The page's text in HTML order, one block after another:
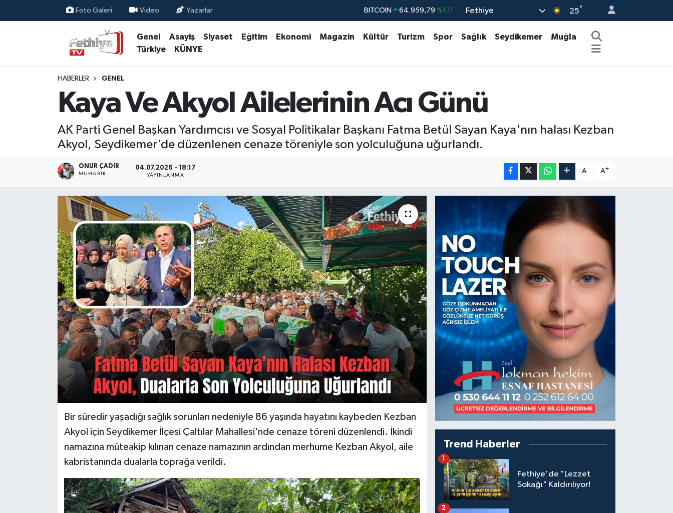
Foto Galeri Video Yazarlar DOLAR 47,7436 %0.18
BITCOIN 64.959,79 %1.11
Fethiye 25°
Genel Asayiş Siyaset Eğitim Ekonomi Magazin Kültür Turizm Spor Sağlık Seydikemer
Muğla
Türkiye
KÜNYE
HABERLER GENEL
Kaya Ve Akyol Ailelerinin Acı Günü
AK Parti Genel Başkan Yardımcısı ve Sosyal Politikalar Başkanı Fatma Betül Sayan Kaya'nın halası Kezban
Akyol, Seydikemer’de düzenlenen cenaze töreniyle son yolculuğuna uğurlandı.
ONUR ÇADIR
MUHABİR
04.07.2026 - 18:17
YAYINLANMA
A- A+
Bir süredir yaşadığı sağlık sorunları nedeniyle 86 yaşında hayatını kaybeden Kezban
Akyol için Seydikemer İlçesi Çaltılar Mahallesi'nde cenaze töreni düzenlendi. İkindi
namazına müteakip kılınan cenaze namazının ardından merhume Kezban Akyol, aile
kabristanında dualarla toprağa verildi.
Trend Haberler
Fethiye'de "Lezzet
Sokağı" Kaldırılıyor!
1
2
Ekonomi
Muğla Nöbetçi Eczaneler
Muğla Trafik Yoğunluk Haritası
Süper Lig Puan Durumu ve Fikstür
Tüm Manşetler
Haber Arşivi